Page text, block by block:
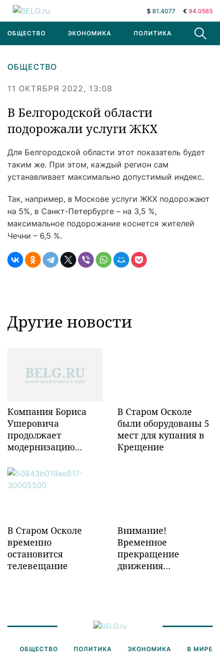
$ 81.4077 € 94.0585
ОБЩЕСТВО ЭКОНОМИКА ПОЛИТИКА В МИРЕ
ОБЩЕСТВО
11 ОКТЯБРЯ 2022, 13:08
В Белгородской области
подорожали услуги ЖКХ
Для Белгородской области этот показатель будет
таким же. При этом, каждый регион сам
устанавливает максимально допустимый индекс.
Так, например, в Москове услуги ЖКХ подорожают
на 5%, в Санкт-Петербурге – на 3,5 %,
максимальное подорожание коснется жителей
Чечни – 6,5 %.
Другие новости
Компания Бориса
Ушеровича
продолжает
модернизацию
инфраструктуры в
Забайкалье
В Старом Осколе
были оборудованы 5
мест для купания в
Крещение
В Старом Осколе
временно
остановится
телевещание
Внимание!
Временное
прекращение
движения
ОБЩЕСТВО ПОЛИТИКА ЭКОНОМИКА В МИРЕ